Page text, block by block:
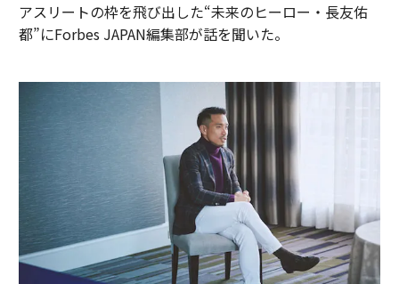
アスリートの枠を飛び出した“未来のヒーロー・長友佑
都”にForbes JAPAN編集部が話を聞いた。